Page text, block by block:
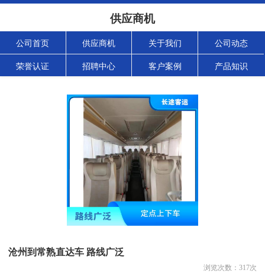
供应商机
公司首页 供应商机 关于我们 公司动态
荣誉认证 招聘中心 客户案例 产品知识
沧州到常熟直达车 路线广泛
浏览次数： 317次